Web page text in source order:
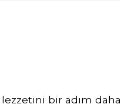
bir adım daha